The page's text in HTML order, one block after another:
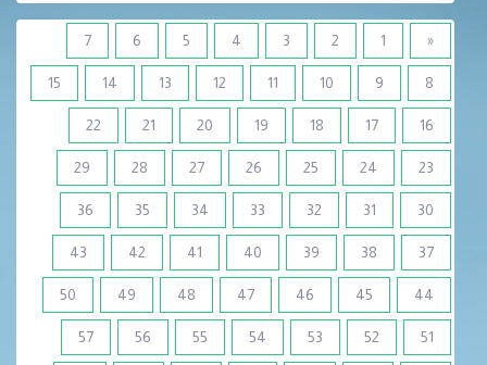
«
1
2
3
4
5
6
7
8
9
10
11
12
13
14
15
16
17
18
19
20
21
22
23
24
25
26
27
28
29
30
31
32
33
34
35
36
37
38
39
40
41
42
43
44
45
46
47
48
49
50
51
52
53
54
55
56
57